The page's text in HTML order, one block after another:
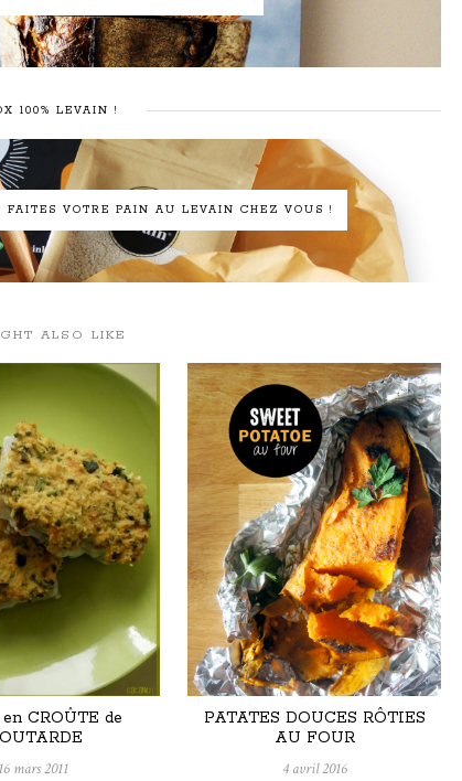
100% LEVAIN !
VOTRE PAIN AU LEVAIN CHEZ VOUS !
ALSO LIKE
CROÛTE de
16 mars 2011
PATATES DOUCES RÔTIES
AU FOUR
4 avril 2016